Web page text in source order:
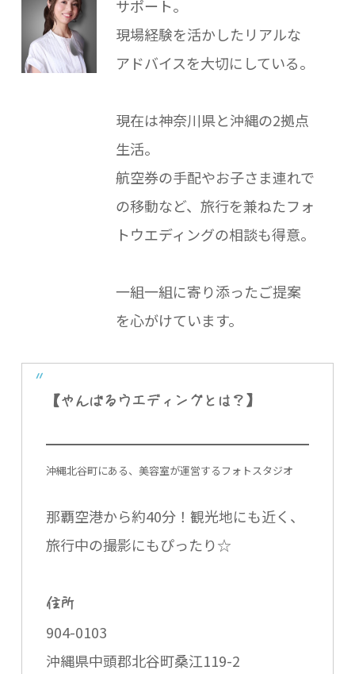
サポート。
現場経験を活かしたリアルな
アドバイスを大切にしている。
現在は神奈川県と沖縄の2拠点
生活。
航空券の手配やお子さま連れで
の移動など、旅行を兼ねたフォ
トウエディングの相談も得意。
一組一組に寄り添ったご提案
を心がけています。
【やんばるウエディングとは？】
沖縄北谷町にある、美容室が運営するフォトスタジオ
那覇空港から約40分！観光地にも近く、
旅行中の撮影にもぴったり☆
住所
904-0103
沖縄県中頭郡北谷町桑江119-2